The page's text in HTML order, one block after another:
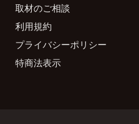
取材のご相談
利用規約
プライバシーポリシー
特商法表示